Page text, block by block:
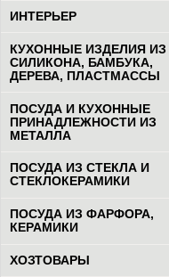
ИНТЕРЬЕР
КУХОННЫЕ ИЗДЕЛИЯ ИЗ
СИЛИКОНА, БАМБУКА,
ДЕРЕВА, ПЛАСТМАССЫ
ПОСУДА И КУХОННЫЕ
ПРИНАДЛЕЖНОСТИ ИЗ
МЕТАЛЛА
ПОСУДА ИЗ СТЕКЛА И
СТЕКЛОКЕРАМИКИ
ПОСУДА ИЗ ФАРФОРА,
КЕРАМИКИ
ХОЗТОВАРЫ